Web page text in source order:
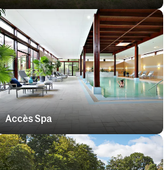
Accès Spa